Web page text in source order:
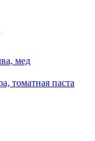
мед
томатная паста